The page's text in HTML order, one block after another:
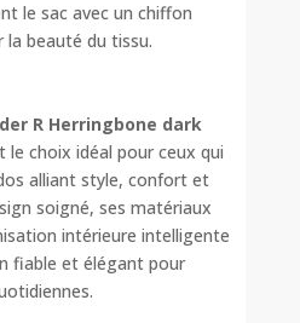
le sac avec un chiffon
la beauté du tissu.
R Herringbone dark
le choix idéal pour ceux qui
alliant style, confort et
soigné, ses matériaux
intérieure intelligente
fiable et élégant pour